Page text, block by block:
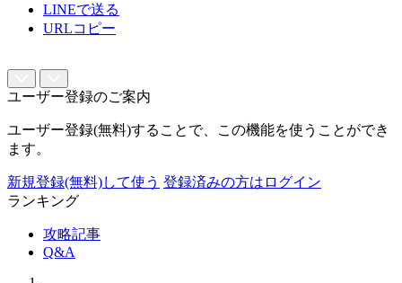
LINEで送る
URLコピー
ユーザー登録のご案内
ユーザー登録(無料)することで、この機能を使うことができ
ます。
新規登録(無料)して使う 登録済みの方はログイン
ランキング
攻略記事
Q&A